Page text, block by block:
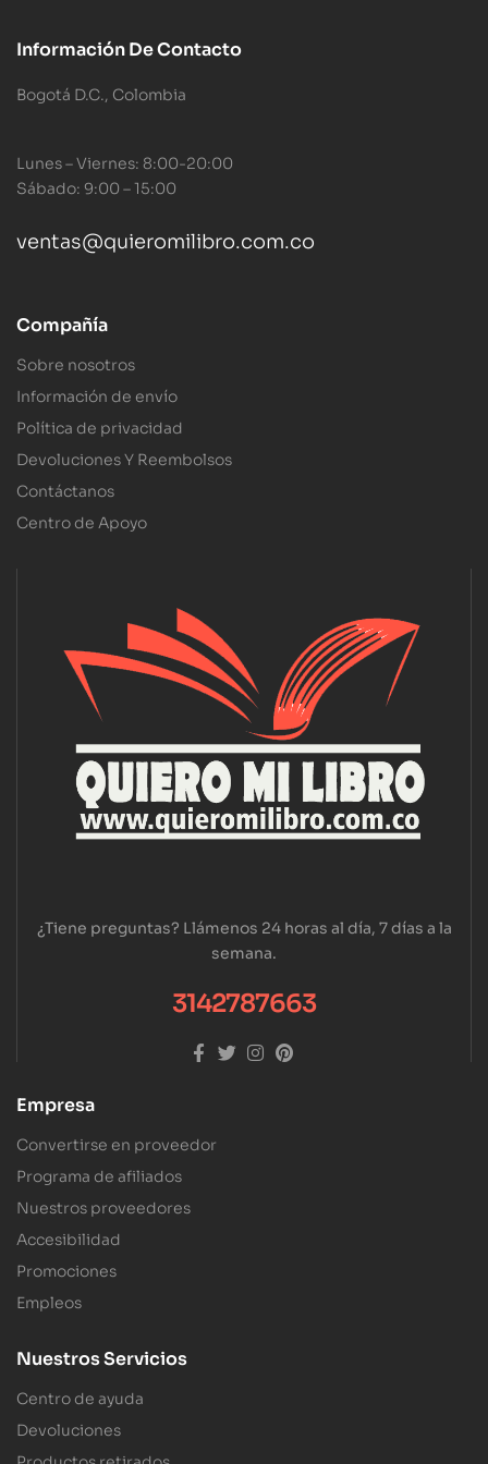
Información De Contacto
Bogotá D.C., Colombia
Lunes – Viernes: 8:00-20:00
Sábado: 9:00 – 15:00
ventas@quieromilibro.com.co
Compañía
Sobre nosotros
Información de envío
Política de privacidad
Devoluciones Y Reembolsos
Contáctanos
Centro de Apoyo
¿Tiene preguntas? Llámenos 24 horas al día, 7 días a la
semana.
3142787663
Empresa
Convertirse en proveedor
Programa de afiliados
Nuestros proveedores
Accesibilidad
Promociones
Empleos
Nuestros Servicios
Centro de ayuda
Devoluciones